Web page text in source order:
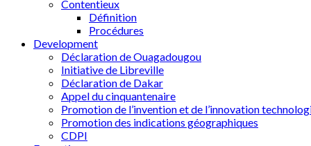
Contentieux
Définition
Procédures
Development
Déclaration de Ouagadougou
Initiative de Libreville
Déclaration de Dakar
Appel du cinquantenaire
Promotion de l’invention et de l’innovation
Promotion des indications géographiques
CDPI